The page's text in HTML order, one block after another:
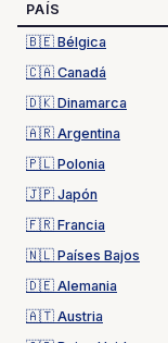
PAÍS
🇧🇪 Bélgica
🇨🇦 Canadá
🇩🇰 Dinamarca
🇦🇷 Argentina
🇵🇱 Polonia
🇯🇵 Japón
🇫🇷 Francia
🇳🇱 Países Bajos
🇩🇪 Alemania
🇦🇹 Austria